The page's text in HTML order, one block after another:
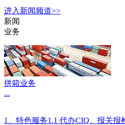
进入 新闻频道>>
新闻
业务
拼箱业务
...
1、特色服务1.1 代办CIQ、报关